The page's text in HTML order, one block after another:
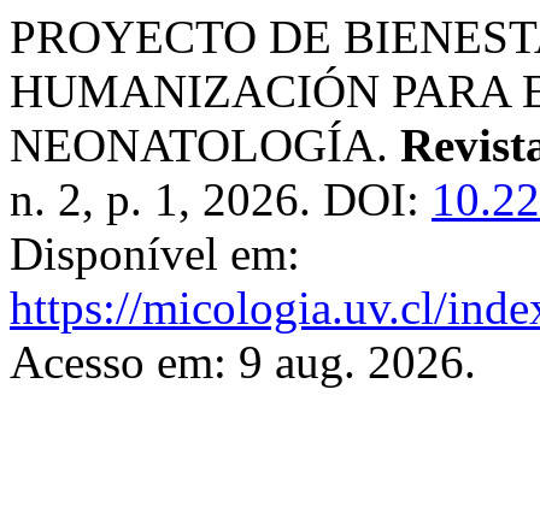
PROYECTO DE
HUMANIZACIÓN PARA
NEONATOLOGÍA.
n. 2, p. 1, 2026. DOI:
Disponível em:
https://micologia.uv.cl/
Acesso em: 9 aug. 2026.